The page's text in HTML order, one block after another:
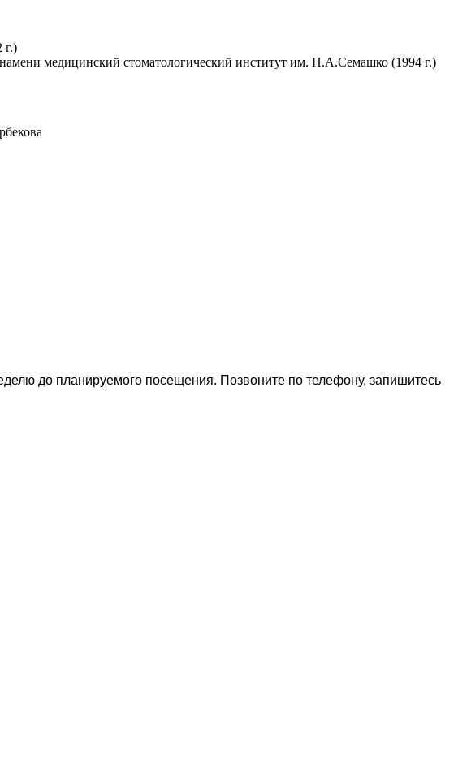
г.)
медицинский стоматологический институт им. Н.А.Семашко (1994 г.)
до планируемого посещения. Позвоните по телефону, запишитесь